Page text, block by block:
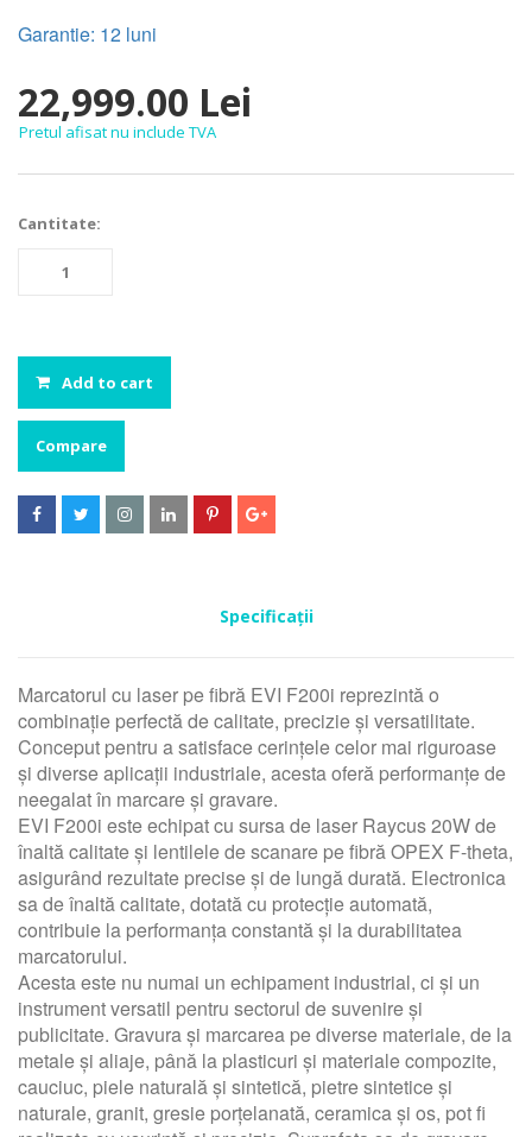
Garantie: 12 luni
22,999.00 Lei
Pretul afisat nu include TVA
Cantitate:
Add to cart
Compare
     
Specificații
Marcatorul cu laser pe fibră EVI F200i reprezintă o
combinație perfectă de calitate, precizie și versatilitate.
Conceput pentru a satisface cerințele celor mai riguroase
și diverse aplicații industriale, acesta oferă performanțe de
neegalat în marcare și gravare.
EVI F200i este echipat cu sursa de laser Raycus 20W de
înaltă calitate și lentilele de scanare pe fibră OPEX F-theta,
asigurând rezultate precise și de lungă durată. Electronica
sa de înaltă calitate, dotată cu protecție automată,
contribuie la performanța constantă și la durabilitatea
marcatorului.
Acesta este nu numai un echipament industrial, ci și un
instrument versatil pentru sectorul de suvenire și
publicitate. Gravura și marcarea pe diverse materiale, de la
metale și aliaje, până la plasticuri și materiale compozite,
cauciuc, piele naturală și sintetică, pietre sintetice și
naturale, granit, gresie porțelanată, ceramica și os, pot fi